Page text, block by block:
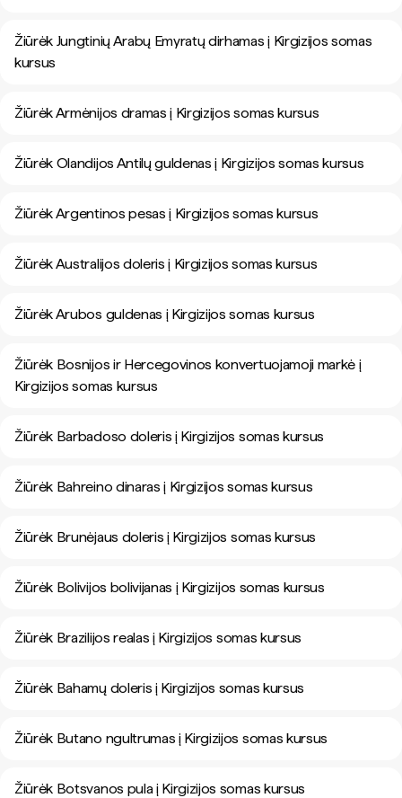
Žiūrėk Jungtinių Arabų Emyratų dirhamas į Kirgizijos somas
kursus
Žiūrėk Armėnijos dramas į Kirgizijos somas kursus
Žiūrėk Olandijos Antilų guldenas į Kirgizijos somas kursus
Žiūrėk Argentinos pesas į Kirgizijos somas kursus
Žiūrėk Australijos doleris į Kirgizijos somas kursus
Žiūrėk Arubos guldenas į Kirgizijos somas kursus
Žiūrėk Bosnijos ir Hercegovinos konvertuojamoji markė į
Kirgizijos somas kursus
Žiūrėk Barbadoso doleris į Kirgizijos somas kursus
Žiūrėk Bahreino dinaras į Kirgizijos somas kursus
Žiūrėk Brunėjaus doleris į Kirgizijos somas kursus
Žiūrėk Bolivijos bolivijanas į Kirgizijos somas kursus
Žiūrėk Brazilijos realas į Kirgizijos somas kursus
Žiūrėk Bahamų doleris į Kirgizijos somas kursus
Žiūrėk Butano ngultrumas į Kirgizijos somas kursus
Žiūrėk Botsvanos pula į Kirgizijos somas kursus